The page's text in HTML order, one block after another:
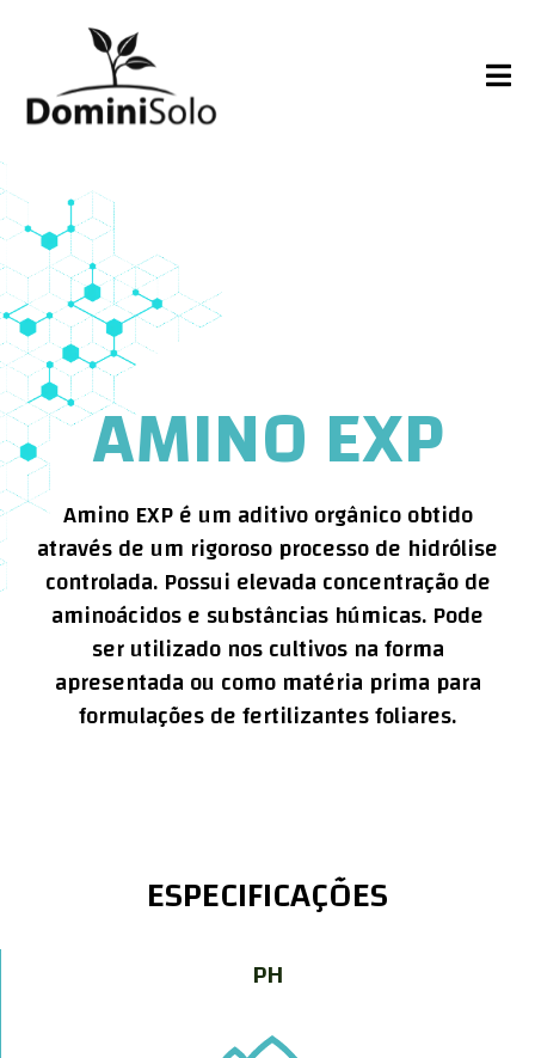
AMINO EXP
Amino EXP é um aditivo orgânico obtido
através de um rigoroso processo de hidrólise
controlada. Possui elevada concentração de
aminoácidos e substâncias húmicas. Pode
ser utilizado nos cultivos na forma
apresentada ou como matéria prima para
formulações de fertilizantes foliares.
ESPECIFICAÇÕES
PH